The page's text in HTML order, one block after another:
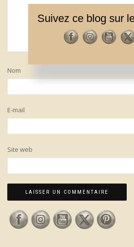
Nom
E-mail
Site web
Suivez ce blog sur